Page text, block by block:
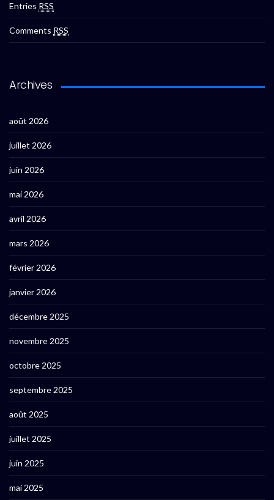
Entries RSS
Comments RSS
Archives
août 2026
juillet 2026
juin 2026
mai 2026
avril 2026
mars 2026
février 2026
janvier 2026
décembre 2025
novembre 2025
octobre 2025
septembre 2025
août 2025
juillet 2025
juin 2025
mai 2025